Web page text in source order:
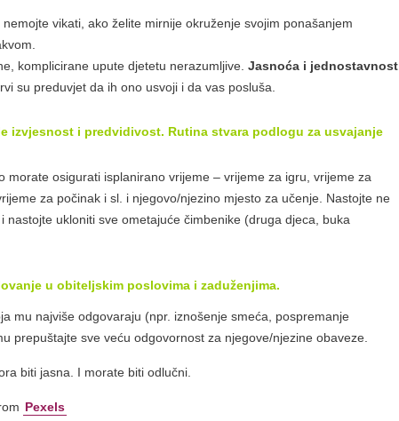
vikati, ako želite mirnije okruženje svojim ponašanjem
komplicirane upute djetetu nerazumljive. Jasnoća i jednostavnost
su preduvjet da ih ono usvoji i da vas posluša.
izvjesnost i predvidivost. Rutina stvara podlogu za usvajanje
morate osigurati isplanirano vrijeme – vrijeme za igru, vrijeme za
za počinak i sl. i njegovo/njezino mjesto za učenje. Nastojte ne
nastojte ukloniti sve ometajuće čimbenike (druga djeca, buka
u obiteljskim poslovima i zaduženjima.
mu najviše odgovaraju (npr. iznošenje smeća, pospremanje
prepuštajte sve veću odgovornost za njegove/njezine obaveze.
biti jasna. I morate biti odlučni.
Pexels